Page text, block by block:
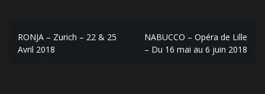
Post
navigation
RONJA – Zurich – 22 & 25
Avril 2018
NABUCCO – Opéra de Lille
– Du 16 mai au 6 juin 2018